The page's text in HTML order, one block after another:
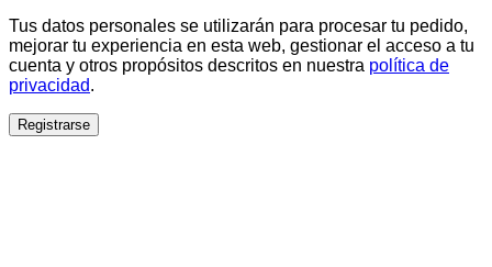
Tus datos personales se utilizarán para procesar tu pedido,
mejorar tu experiencia en esta web, gestionar el acceso a tu
cuenta y otros propósitos descritos en nuestra política de
privacidad.
Registrarse